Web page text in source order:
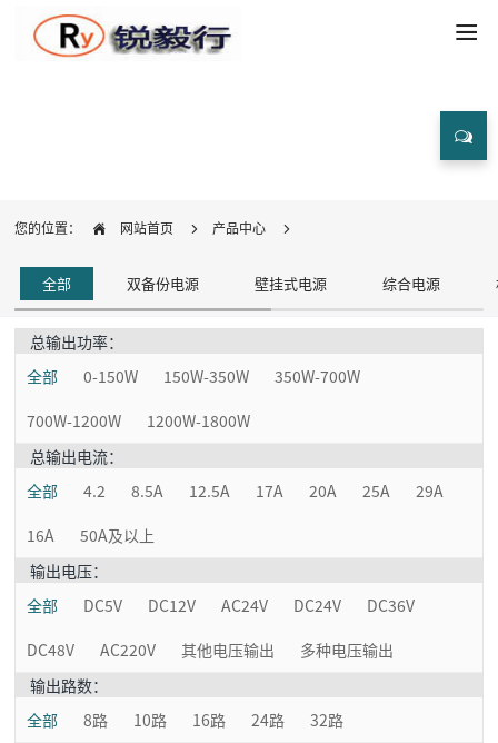
您的位置： 网站首页 产品中心
全部 双备份电源 壁挂式电源 综合电源
总输出功率：
全部
0-150W 150W-350W
350W-700W
700W-1200W
1200W-1800W
总输出电流：
全部
4.2 8.5A 12.5A 17A 20A 25A
29A
16A
50A及以上
输出电压：
全部
DC5V DC12V AC24V DC24V
DC36V
DC48V
AC220V 其他电压输出
多种电压输出
输出路数：
全部
8路 10路 16路 24路
32路